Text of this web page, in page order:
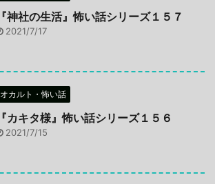
『神社の生活』怖い話シリーズ１５７
2021/7/17
オカルト・怖い話
『カキタ様』怖い話シリーズ１５６
2021/7/15